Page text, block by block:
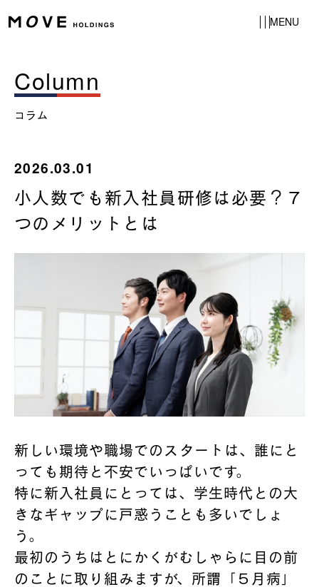
MENU
Column
コラム
2026.03.01
小人数でも新入社員研修は必要？７
つのメリットとは
新しい環境や職場でのスタートは、誰にと
っても期待と不安でいっぱいです。
特に新入社員にとっては、学生時代との大
きなギャップに戸惑うことも多いでしょ
う。
最初のうちはとにかくがむしゃらに目の前
のことに取り組みますが、所謂「５月病」